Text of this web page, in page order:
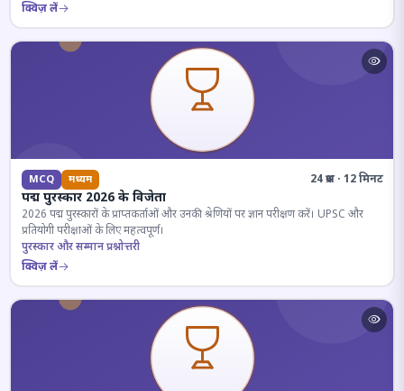
क्विज़ लें
MCQ मध्यम 24 प्रश्न · 12 मिनट
पद्म पुरस्कार 2026 के विजेता
2026 पद्म पुरस्कारों के प्राप्तकर्ताओं और उनकी श्रेणियों पर ज्ञान परीक्षण करें। UPSC और
प्रतियोगी परीक्षाओं के लिए महत्वपूर्ण।
पुरस्कार और सम्मान प्रश्नोत्तरी
क्विज़ लें